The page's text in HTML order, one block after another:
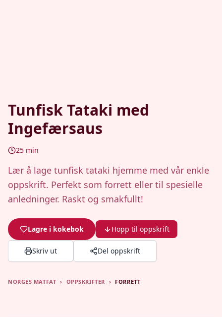
Tunfisk Tataki med
Ingefærsaus
25 min
Lær å lage tunfisk tataki hjemme med vår enkle
oppskrift. Perfekt som forrett eller til spesielle
anledninger. Raskt og smakfullt!
Lagre i kokebok Hopp til oppskrift
Skriv ut Del oppskrift
NORGES MATFAT › OPPSKRIFTER › FORRETT